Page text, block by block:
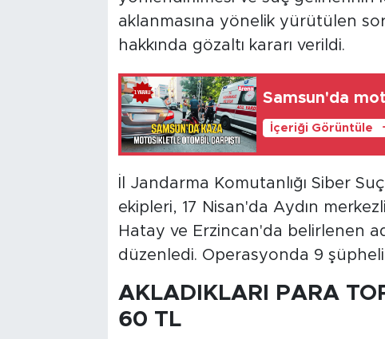
aklanmasına yönelik yürütülen
hakkında gözaltı kararı verildi.
Samsun'da
İçeriği Görüntüle
İl Jandarma Komutanlığı Siber
ekipleri, 17 Nisan'da Aydın
Hatay ve Erzincan'da belirlenen
düzenledi. Operasyonda 9 şüpheli
AKLADIKLARI PARA
60 TL